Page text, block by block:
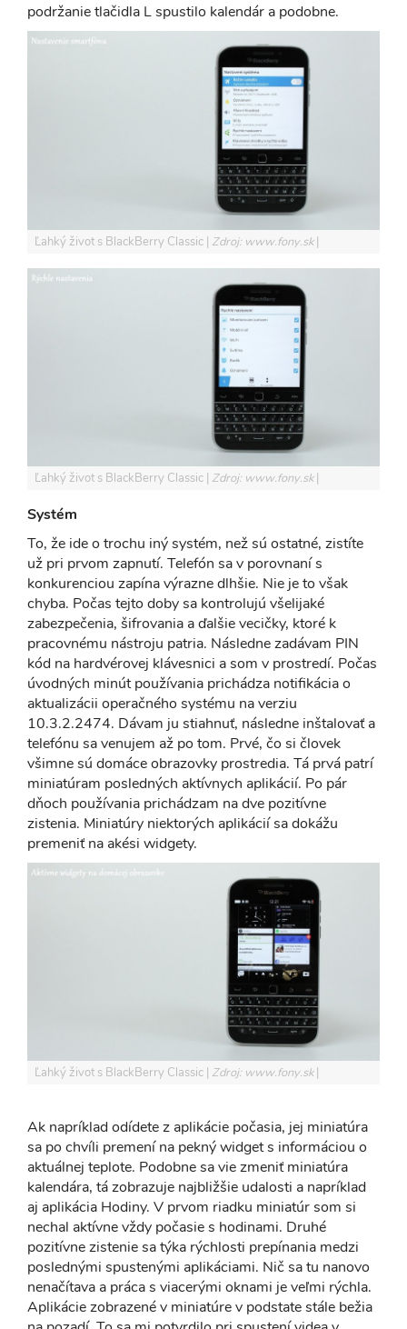
podržanie tlačidla L spustilo kalendár a podobne.
Ľahký život s BlackBerry Classic Zdroj: www.fony.sk
Ľahký život s BlackBerry Classic Zdroj: www.fony.sk
Systém
To, že ide o trochu iný systém, než sú ostatné, zistíte
už pri prvom zapnutí. Telefón sa v porovnaní s
konkurenciou zapína výrazne dlhšie. Nie je to však
chyba. Počas tejto doby sa kontrolujú všelijaké
zabezpečenia, šifrovania a ďalšie vecičky, ktoré k
pracovnému nástroju patria. Následne zadávam PIN
kód na hardvérovej klávesnici a som v prostredí. Počas
úvodných minút používania prichádza notifikácia o
aktualizácii operačného systému na verziu
10.3.2.2474. Dávam ju stiahnuť, následne inštalovať a
telefónu sa venujem až po tom. Prvé, čo si človek
všimne sú domáce obrazovky prostredia. Tá prvá patrí
miniatúram posledných aktívnych aplikácií. Po pár
dňoch používania prichádzam na dve pozitívne
zistenia. Miniatúry niektorých aplikácií sa dokážu
premeniť na akési widgety.
Ľahký život s BlackBerry Classic Zdroj: www.fony.sk
Ak napríklad odídete z aplikácie počasia, jej miniatúra
sa po chvíli premení na pekný widget s informáciou o
aktuálnej teplote. Podobne sa vie zmeniť miniatúra
kalendára, tá zobrazuje najbližšie udalosti a napríklad
aj aplikácia Hodiny. V prvom riadku miniatúr som si
nechal aktívne vždy počasie s hodinami. Druhé
pozitívne zistenie sa týka rýchlosti prepínania medzi
poslednými spustenými aplikáciami. Nič sa tu nanovo
nenačítava a práca s viacerými oknami je veľmi rýchla.
Aplikácie zobrazené v miniatúre v podstate stále bežia